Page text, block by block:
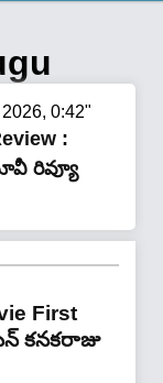
0:42"
:
రివ్యూ
First
కనకరాజు